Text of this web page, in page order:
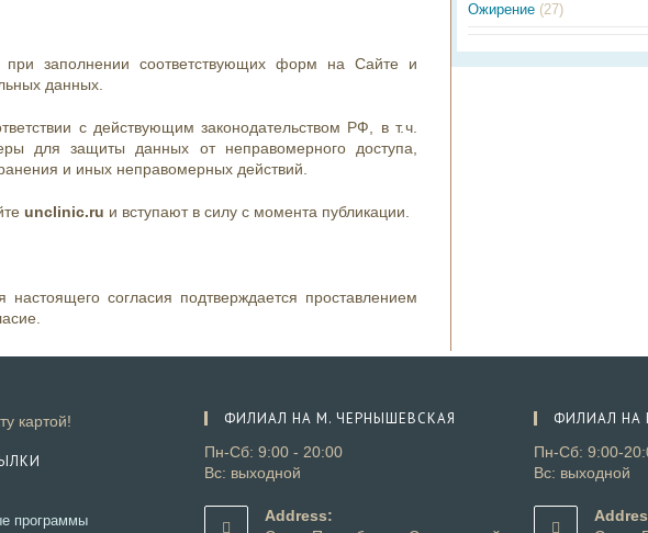
заполнении соответствующих форм на Сайте и
данных.
с действующим законодательством РФ, в т. ч.
для защиты данных от неправомерного доступа,
и иных неправомерных действий.
unclinic.ru и вступают в силу с момента публикации.
настоящего согласия подтверждается проставлением
Ожирение (27)
картой!
программыОткроется
ФИЛИАЛ НА М. ЧЕРНЫШЕВСКАЯ
Пн-Сб: 9:00 - 20:00
Вс: выходной
Address:
ФИЛИАЛ НА
Пн-Сб: 9:00-
Вс: выходной